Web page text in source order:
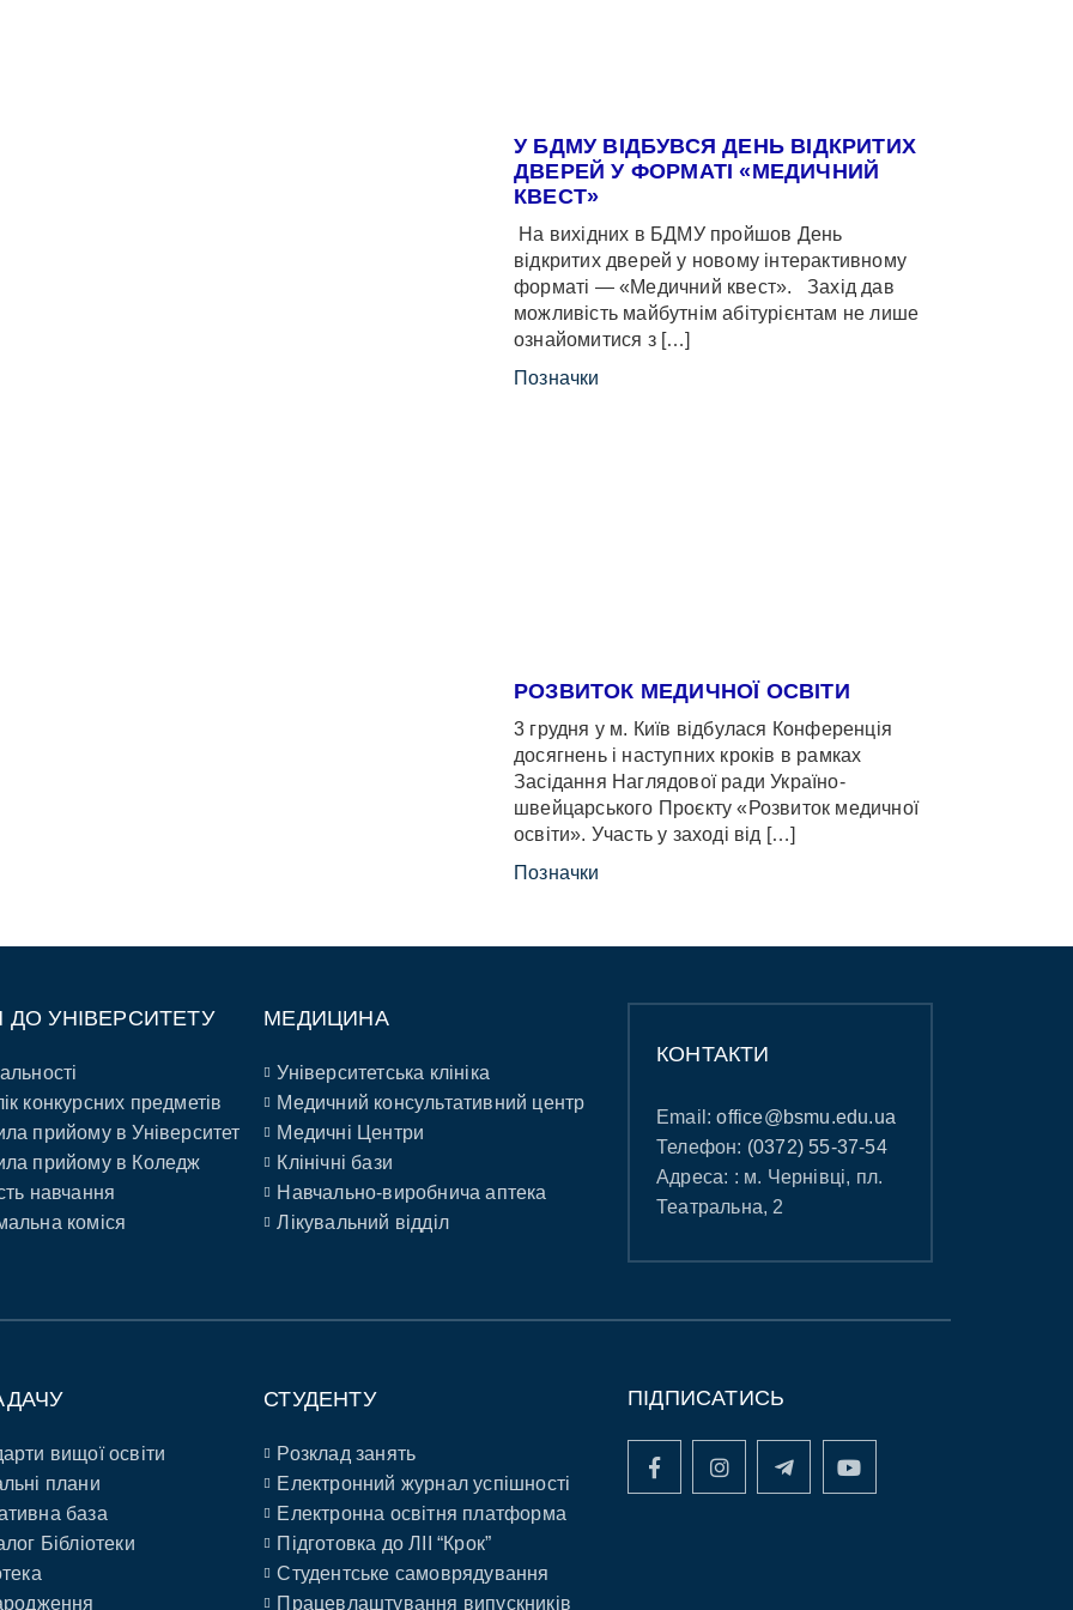
У БДМУ ВІДБУВСЯ ДЕНЬ ВІДКРИТИХ
ДВЕРЕЙ У ФОРМАТІ «МЕДИЧНИЙ
КВЕСТ»
На вихідних в БДМУ пройшов День
відкритих дверей у новому інтерактивному
форматі — «Медичний квест». Захід дав
можливість майбутнім абітурієнтам не лише
ознайомитися з […]
Позначки
РОЗВИТОК МЕДИЧНОЇ ОСВІТИ
3 грудня у м. Київ відбулася Конференція
досягнень і наступних кроків в рамках
Засідання Наглядової ради Україно-
швейцарського Проєкту «Розвиток медичної
освіти». Участь у заході від […]
Позначки
ДО УНІВЕРСИТЕТУ
конкурсних предметів
прийому в Університет
прийому в Коледж
навчання
коміся
МЕДИЦИНА
Університетська клініка
Медичний консультативний центр
Медичні Центри
Клінічні бази
Навчально-виробнича аптека
Лікувальний відділ
КОНТАКТИ
Email:office@bsmu.edu.ua
Телефон: (0372) 55-37-54
Адреса: : м. Чернівці, пл.
Театральна, 2
вищої освіти
плани
база
Бібліотеки
СТУДЕНТУ
Розклад занять
Електронний журнал успішності
Електронна освітня платформа
Підготовка до ЛІІ “Крок”
Студентське самоврядування
Працевлаштування випускників
ПІДПИСАТИСЬ